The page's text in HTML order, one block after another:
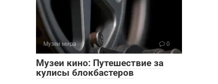
Музеи мира 0
Музеи кино: Путешествие за
кулисы блокбастеров